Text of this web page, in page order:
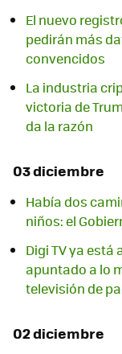
El nuevo
pedirán más
convencidos
La industria
victoria de
da la razón
03 diciembre
Había dos
niños: el
Digi TV ya
apuntado a lo
televisión de
02 diciembre